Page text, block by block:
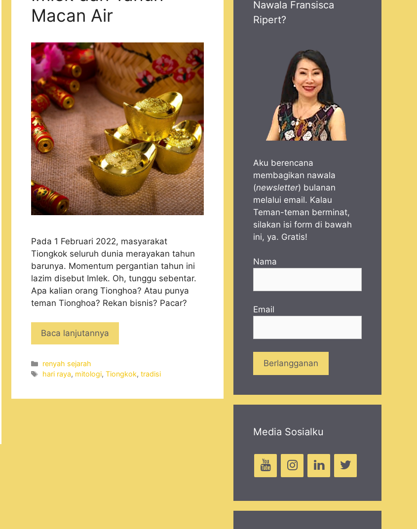
Macan Air
Pada 1 Februari 2022, masyarakat
Tiongkok seluruh dunia merayakan tahun
barunya. Momentum pergantian tahun ini
lazim disebut Imlek. Oh, tunggu sebentar.
Apa kalian orang Tionghoa? Atau punya
teman Tionghoa? Rekan bisnis? Pacar?
Baca lanjutannya
Categories
renyah sejarah
Tags
hari raya, mitologi,Tiongkok,tradisi
Nawala Fransisca
Ripert?
Aku berencana
membagikan nawala
(newsletter) bulanan
melalui email. Kalau
Teman-teman berminat,
silakan isi form di bawah
ini, ya. Gratis!
Nama
Email
Media Sosialku